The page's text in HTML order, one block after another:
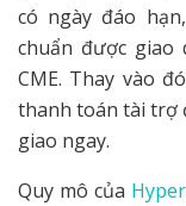
có ngày đáo
chuẩn được giao
CME. Thay vào
thanh toán tài trợ
giao ngay.
Quy mô của